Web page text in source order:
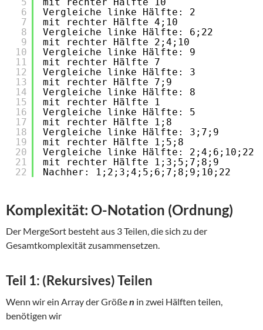
6
7
8
9
10
11
12
13
14
15
16
17
18
19
20
21
22
Vergleiche linke Hälfte: 2
mit rechter Hälfte 4;10
Vergleiche linke Hälfte: 6;22
mit rechter Hälfte 2;4;10
Vergleiche linke Hälfte: 9
mit rechter Hälfte 7
Vergleiche linke Hälfte: 3
mit rechter Hälfte 7;9
Vergleiche linke Hälfte: 8
mit rechter Hälfte 1
Vergleiche linke Hälfte: 5
mit rechter Hälfte 1;8
Vergleiche linke Hälfte: 3;7;9
mit rechter Hälfte 1;5;8
Vergleiche linke Hälfte: 2;4;6;10;22
mit rechter Hälfte 1;3;5;7;8;9
Nachher: 1;2;3;4;5;6;7;8;9;10;22
Komplexität: O-Notation (Ordnung)
Der MergeSort besteht aus 3 Teilen, die sich zu der
Gesamtkomplexität zusammensetzen.
Teil 1: (Rekursives) Teilen
Wenn wir ein Array der Größen in zwei Hälften teilen,
benötigen wir